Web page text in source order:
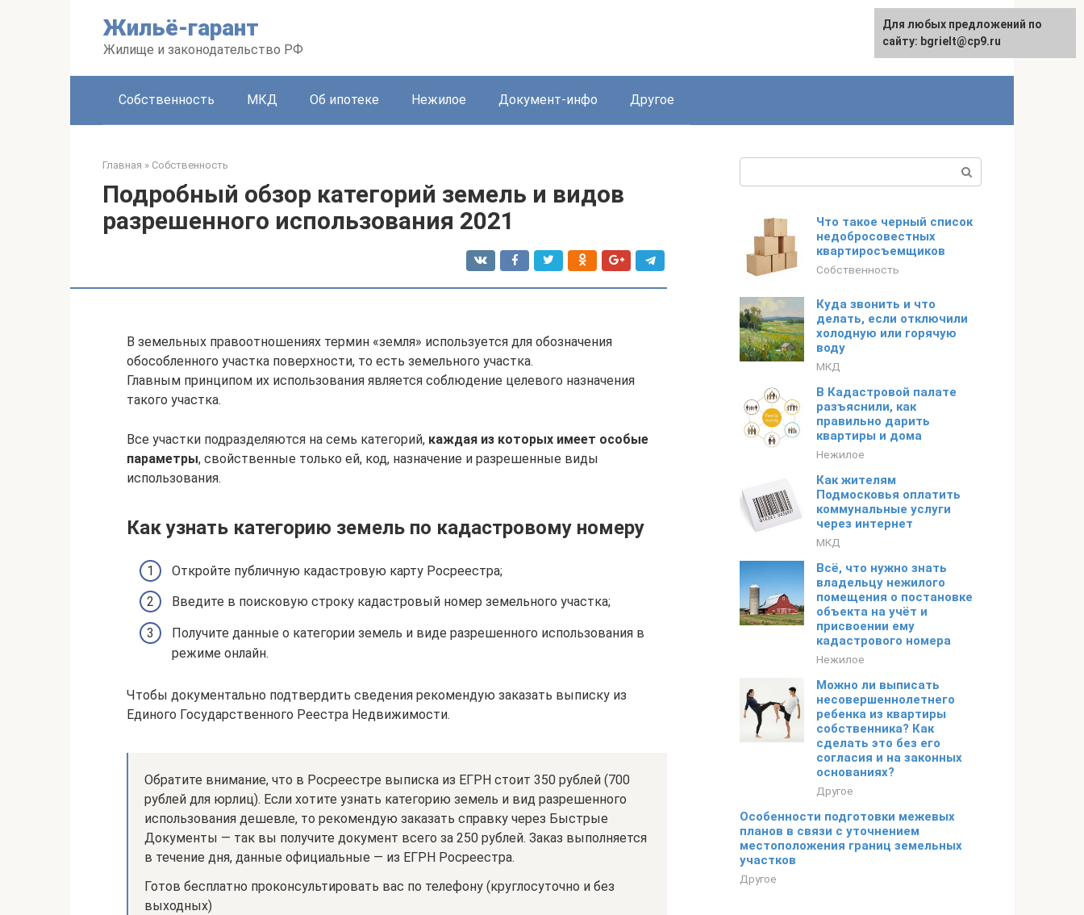
Жильё-гарант
Жилище и законодательство РФ
English
Собственность МКД Об ипотеке Нежилое Документ-инфо Другое
Главная » Собственность
Подробный обзор категорий земель и видов
разрешенного использования 2021
В земельных правоотношениях термин «земля» используется для обозначения
обособленного участка поверхности, то есть земельного участка.
Главным принципом их использования является соблюдение целевого назначения
такого участка.
Все участки подразделяются на семь категорий, каждая из которых имеет особые
параметры, свойственные только ей, код, назначение и разрешенные виды
использования.
Как узнать категорию земель по кадастровому номеру
Откройте публичную кадастровую карту Росреестра;
Введите в поисковую строку кадастровый номер земельного участка;
Получите данные о категории земель и виде разрешенного использования в
режиме онлайн.
Чтобы документально подтвердить сведения рекомендую заказать выписку из
Единого Государственного Реестра Недвижимости.
Обратите внимание, что в Росреестре выписка из ЕГРН стоит 350 рублей (700
рублей для юрлиц). Если хотите узнать категорию земель и вид разрешенного
использования дешевле, то рекомендую заказать справку через Быстрые
Документы — так вы получите документ всего за 250 рублей. Заказ выполняется
в течение дня, данные официальные — из ЕГРН Росреестра.
Готов бесплатно проконсультировать вас по телефону (круглосуточно и без
выходных)
Что такое черный список
недобросовестных
квартиросъемщиков
Собственность
Куда звонить и что
делать, если отключили
холодную или горячую
воду
МКД
В Кадастровой палате
разъяснили, как
правильно дарить
квартиры и дома
Нежилое
Как жителям
Подмосковья оплатить
коммунальные услуги
через интернет
МКД
Всё, что нужно знать
владельцу нежилого
помещения о постановке
объекта на учёт и
присвоении ему
кадастрового номера
Нежилое
Можно ли выписать
несовершеннолетнего
ребенка из квартиры
собственника? Как
сделать это без его
согласия и на законных
основаниях?
Другое
Особенности подготовки межевых
планов в связи с уточнением
местоположения границ земельных
участков
Другое
Для любых предложений по
сайту: bgrielt@cp9.ru